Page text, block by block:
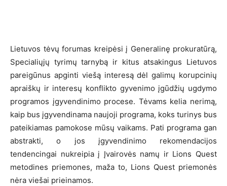
Lietuvos tėvų forumas kreipėsi į Generalinę prokuratūrą,
Specialiųjų tyrimų tarnybą ir kitus atsakingus Lietuvos
pareigūnus apginti viešą interesą dėl galimų korupcinių
apraiškų ir interesų konflikto gyvenimo įgūdžių ugdymo
programos įgyvendinimo procese. Tėvams kelia nerimą,
kaip bus įgyvendinama naujoji programa, koks turinys bus
pateikiamas pamokose mūsų vaikams. Pati programa gan
abstrakti, o jos įgyvendinimo rekomendacijos
tendencingai nukreipia į Įvairovės namų ir Lions Quest
metodines priemones, maža to, Lions Quest priemonės
nėra viešai prieinamos.